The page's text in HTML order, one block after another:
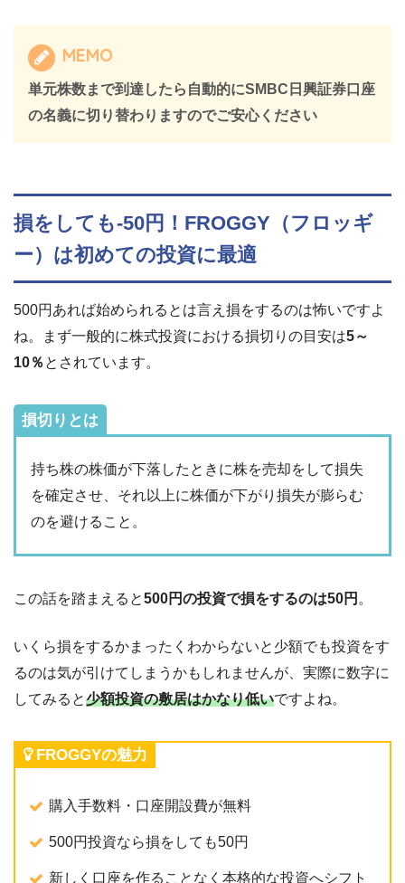
MEMO
単元株数まで到達したら自動的にSMBC日興証券口座
の名義に切り替わりますのでご安心ください
損をしても-50円！FROGGY（フロッギ
ー）は初めての投資に最適
500円あれば始められるとは言え損をするのは怖いですよ
ね。まず一般的に株式投資における損切りの目安は5～
10％ とされています。
損切りとは
持ち株の株価が下落したときに株を売却をして損失
を確定させ、それ以上に株価が下がり損失が膨らむ
のを避けること。
この話を踏まえると500円の投資で損をするのは50円 。
いくら損をするかまったくわからないと少額でも投資をす
るのは気が引けてしまうかもしれませんが、実際に数字に
してみると少額投資の敷居はかなり低いですよね。
FROGGYの魅力
購入手数料・口座開設費が無料
500円投資なら損をしても50円
新しく口座を作ることなく本格的な投資へシフト